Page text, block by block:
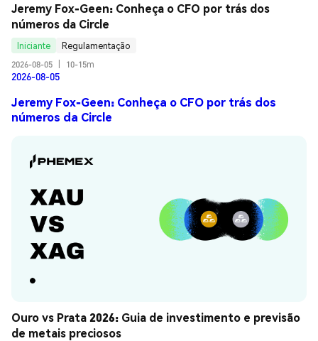
Jeremy Fox-Geen: Conheça o CFO por trás dos
números da Circle
Iniciante
Regulamentação
2026-08-05
10-15m
2026-08-05
Jeremy Fox-Geen: Conheça o CFO por trás dos
números da Circle
Ouro vs Prata 2026: Guia de investimento e previsão
de metais preciosos